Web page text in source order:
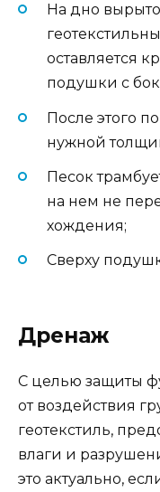
На дно
оставляется
подушки с
После этого
нужной
Песок
на нем не
хождения;
Сверху
Дренаж
С целью защиты
от воздействия
геотекстиль,
влаги и
это актуально,